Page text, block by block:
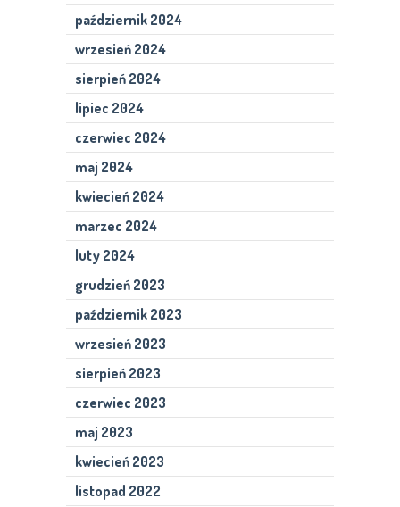
październik 2024
wrzesień 2024
sierpień 2024
lipiec 2024
czerwiec 2024
maj 2024
kwiecień 2024
marzec 2024
luty 2024
grudzień 2023
październik 2023
wrzesień 2023
sierpień 2023
czerwiec 2023
maj 2023
kwiecień 2023
listopad 2022